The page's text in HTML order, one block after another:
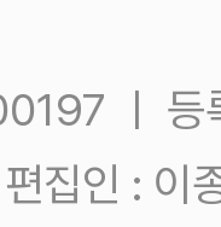
ㅣ
집인 : 이